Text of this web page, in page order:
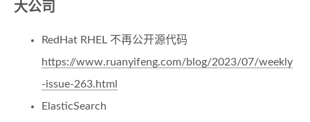
大公司
RedHat RHEL 不再公开源代码
https://www.ruanyifeng.com/blog/2023/07/weekly
-issue-263.html
ElasticSearch